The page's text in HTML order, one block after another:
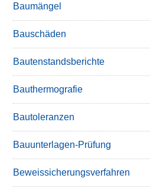
Baumängel
Bauschäden
Bautenstandsberichte
Bauthermografie
Bautoleranzen
Bauunterlagen-Prüfung
Beweissicherungsverfahren